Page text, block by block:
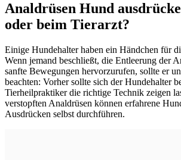
Analdrüsen Hund
oder beim Tierarzt?
Einige Hundehalter haben ein Händchen für
Wenn jemand beschließt, die Entleerung der
sanfte Bewegungen hervorzurufen, sollte er
beachten: Vorher sollte sich der Hundehalter
Tierheilpraktiker die richtige Technik zeigen
verstopften Analdrüsen können erfahrene
Ausdrücken selbst durchführen.